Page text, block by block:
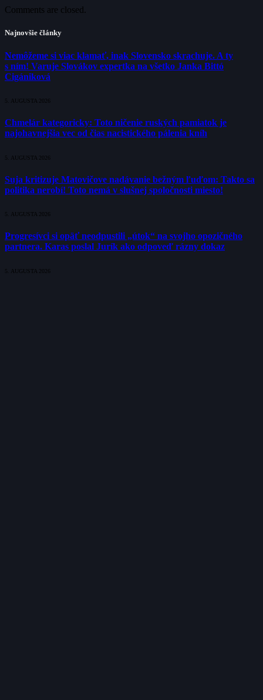
Comments are closed.
Najnovšie články
Nemôžeme si viac klamať, inak Slovensko skrachuje. A ty
s ním! Varuje Slovákov expertka na všetko Janka Bittó
Cigániková
5. AUGUSTA 2026
Chmelár kategoricky: Toto ničenie ruských pamiatok je
najohavnejšia vec od čias nacistického pálenia kníh
5. AUGUSTA 2026
Suja kritizuje Matovičove nadávanie bežným ľuďom: Takto sa
politika nerobí! Toto nemá v slušnej spoločnosti miesto!
5. AUGUSTA 2026
Progresívci si opäť neodpustili „útok“ na svojho opozičného
partnera. Karas poslal Jurík ako odpoveď rázny dokaz
5. AUGUSTA 2026